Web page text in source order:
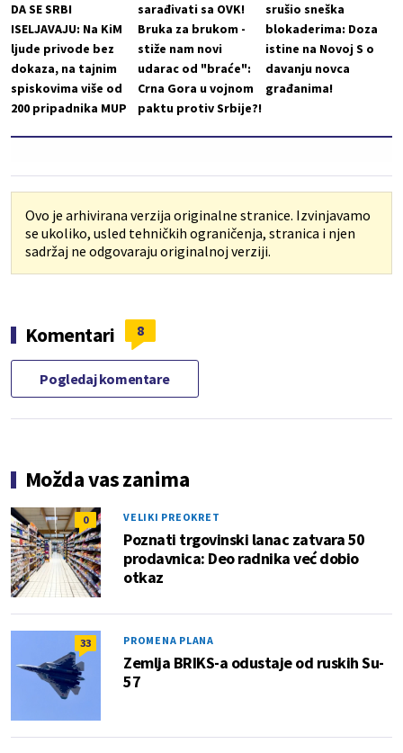
DA SE SRBI
ISELJAVAJU: Na KiM
ljude privode bez
dokaza, na tajnim
spiskovima više od
200 pripadnika MUP
sarađivati sa OVK!
Bruka za brukom -
stiže nam novi
udarac od "braće":
Crna Gora u vojnom
paktu protiv Srbije?!
srušio sneška
blokaderima: Doza
istine na Novoj S o
davanju novca
građanima!
Ovo je arhivirana verzija originalne stranice. Izvinjavamo
se ukoliko, usled tehničkih ograničenja, stranica i njen
sadržaj ne odgovaraju originalnoj verziji.
Komentari 8
Pogledaj komentare
Možda vas zanima
0 VELIKI PREOKRET
Poznati trgovinski lanac zatvara 50
prodavnica: Deo radnika već dobio
otkaz
33 PROMENA PLANA
Zemlja BRIKS-a odustaje od ruskih Su-
57